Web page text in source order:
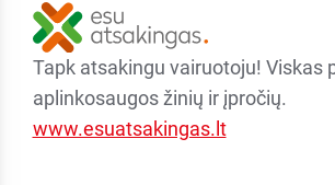
Tapk atsakingu vairuotoju! Viskas
aplinkosaugos žinių ir įpročių.
www.esuatsakingas.lt